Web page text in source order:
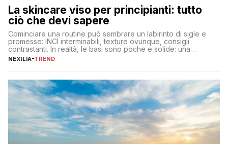
La skincare viso per principianti: tutto
ciò che devi sapere
Cominciare una routine può sembrare un labirinto di sigle e
promesse: INCI interminabili, texture ovunque, consigli
contrastanti. In realtà, le basi sono poche e solide: una
detersione delicata che non impoverisce, un’idratazione
tutto il resto. […]
NEXILIA-TREND